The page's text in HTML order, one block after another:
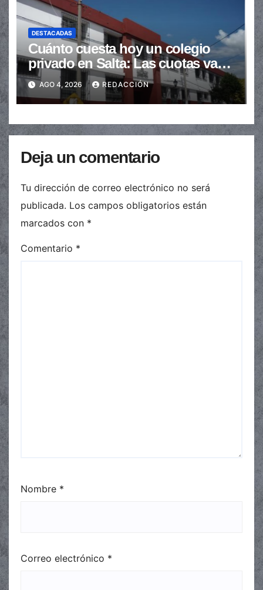
DESTACADAS
Cuánto cuesta hoy un colegio
privado en Salta: Las cuotas van
de $110.000 a más de $600.000
AGO 4, 2026 REDACCIÓN
Deja un comentario
Tu dirección de correo electrónico no será
publicada. Los campos obligatorios están
marcados con *
Comentario *
Nombre *
Correo electrónico *